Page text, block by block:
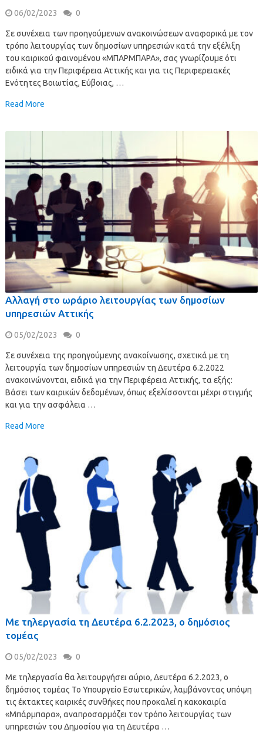
06/02/2023 0
Σε συνέχεια των προηγούμενων ανακοινώσεων αναφορικά με τον
τρόπο λειτουργίας των δημοσίων υπηρεσιών κατά την εξέλιξη
του καιρικού φαινομένου «ΜΠΑΡΜΠΑΡΑ», σας γνωρίζουμε ότι
ειδικά για την Περιφέρεια Αττικής και για τις Περιφερειακές
Ενότητες Βοιωτίας, Εύβοιας, …
Read More
Αλλαγή στο ωράριο λειτουργίας των δημοσίων
υπηρεσιών Αττικής
05/02/2023 0
Σε συνέχεια της προηγούμενης ανακοίνωσης, σχετικά με τη
λειτουργία των δημοσίων υπηρεσιών τη Δευτέρα 6.2.2022
ανακοινώνονται, ειδικά για την Περιφέρεια Αττικής, τα εξής:
Βάσει των καιρικών δεδομένων, όπως εξελίσσονται μέχρι στιγμής
και για την ασφάλεια …
Read More
Με τηλεργασία τη Δευτέρα 6.2.2023, ο δημόσιος
τομέας
05/02/2023 0
Με τηλεργασία θα λειτουργήσει αύριο, Δευτέρα 6.2.2023, ο
δημόσιος τομέας Το Υπουργείο Εσωτερικών, λαμβάνοντας υπόψη
τις έκτακτες καιρικές συνθήκες που προκαλεί η κακοκαιρία
«Μπάρμπαρα», αναπροσαρμόζει τον τρόπο λειτουργίας των
υπηρεσιών του Δημοσίου για τη Δευτέρα …